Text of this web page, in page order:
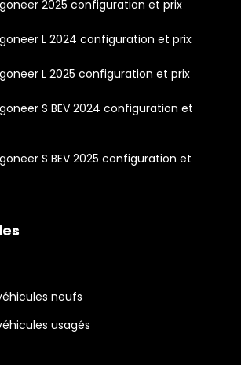
2025 configuration et prix
L 2024 configuration et prix
L 2025 configuration et prix
S BEV 2024 configuration et
S BEV 2025 configuration et
neufs
usagés